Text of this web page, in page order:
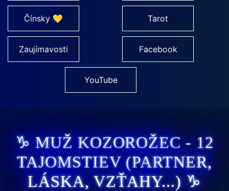
Čínsky 💛 Tarot
Zaujímavosti Facebook
YouTube
♑ MUŽ KOZOROŽEC - 12
TAJOMSTIEV (PARTNER,
LÁSKA, VZŤAHY...) ♑